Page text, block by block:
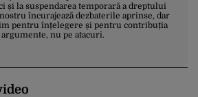
și la suspendarea temporară a dreptului
încurajează dezbaterile aprinse, dar
pentru înțelegere și pentru contribuția
argumente, nu pe atacuri.